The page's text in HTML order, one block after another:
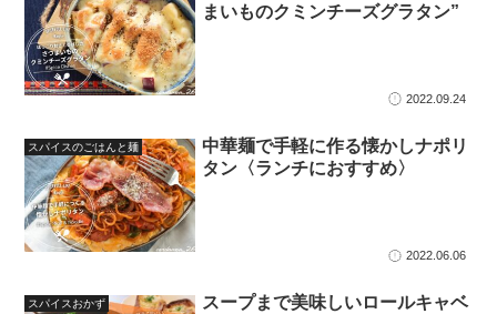
まいものクミンチーズグラタン”
2022.09.24
スパイスのごはんと麺
中華麺で手軽に作る懐かしナポリ
タン〈ランチにおすすめ〉
2022.06.06
スパイスおかず
スープまで美味しいロールキャベ